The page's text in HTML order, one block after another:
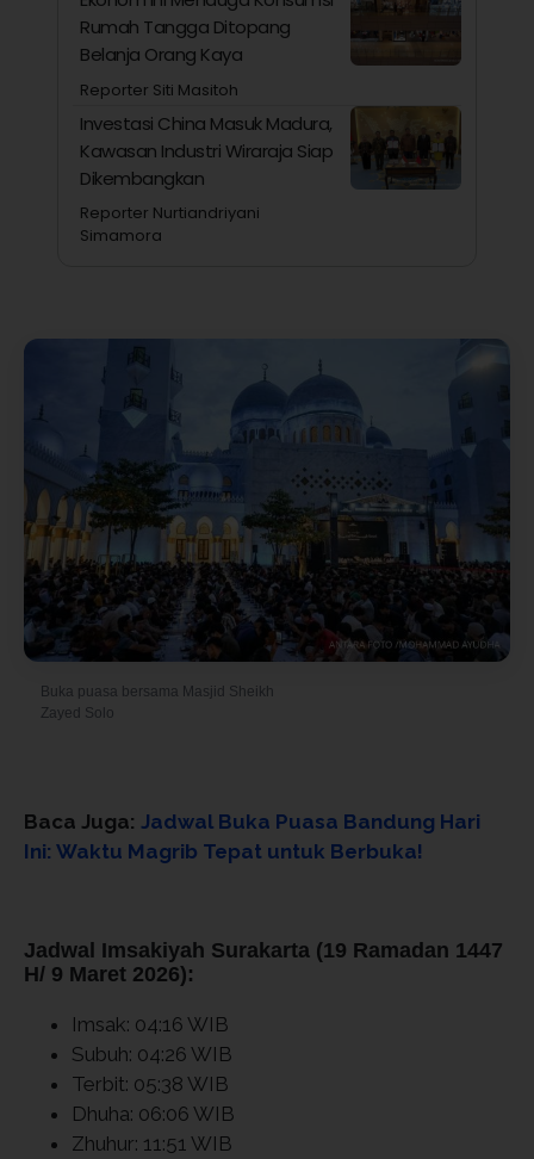
Rumah Tangga Ditopang
Belanja Orang Kaya
Reporter Siti Masitoh
Investasi China Masuk Madura,
Kawasan Industri Wiraraja Siap
Dikembangkan
Reporter Nurtiandriyani
Simamora
Buka puasa bersama Masjid Sheikh
Zayed Solo
Baca Juga: Jadwal Buka Puasa Bandung Hari
Ini: Waktu Magrib Tepat untuk Berbuka!
Jadwal Imsakiyah Surakarta (19 Ramadan 1447
H/ 9 Maret 2026):
Imsak: 04:16 WIB
Subuh: 04:26 WIB
Terbit: 05:38 WIB
Dhuha: 06:06 WIB
Zhuhur: 11:51 WIB